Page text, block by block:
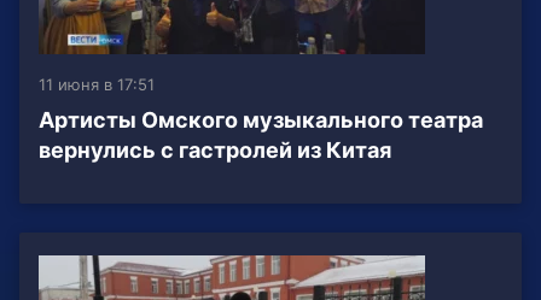
11 июня в 17:51
Артисты Омского музыкального театра
вернулись с гастролей из Китая